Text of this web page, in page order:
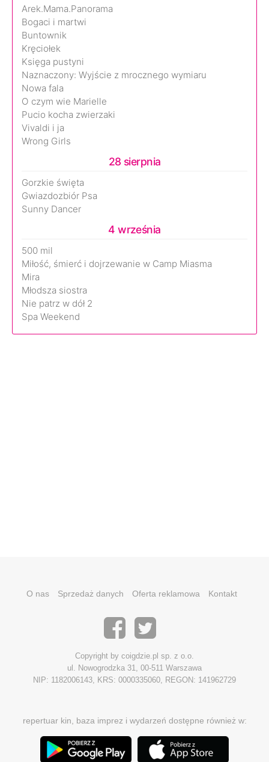
Arek.Mama.Panorama
Bogaci i martwi
Buntownik
Kręciołek
Księga pustyni
Naznaczony: Wyjście z mrocznego wymiaru
Nowa fala
O czym wie Marielle
Pucio kocha zwierzaki
Vivaldi i ja
Wrong Girls
28 sierpnia
Gorzkie święta
Gwiazdozbiór Psa
Sunny Dancer
4 września
500 mil
Miłość, śmierć i dojrzewanie w Camp Miasma
Mira
Młodsza siostra
Nie patrz w dół 2
Spa Weekend
O nas Sprzedaż danych Oferta reklamowa Kontakt
Copyright by coigdzie.pl sp. z o.o.
ul. Nowogrodzka 31, 00-511 Warszawa
NIP: 1182006143, KRS: 0000335060, REGON: 141962729
repertuar kin, baza imprez i wydarzeń dostępne również w: